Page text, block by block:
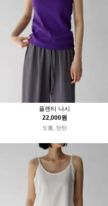
플렌티 나시
22,000원
도톰, 탄탄